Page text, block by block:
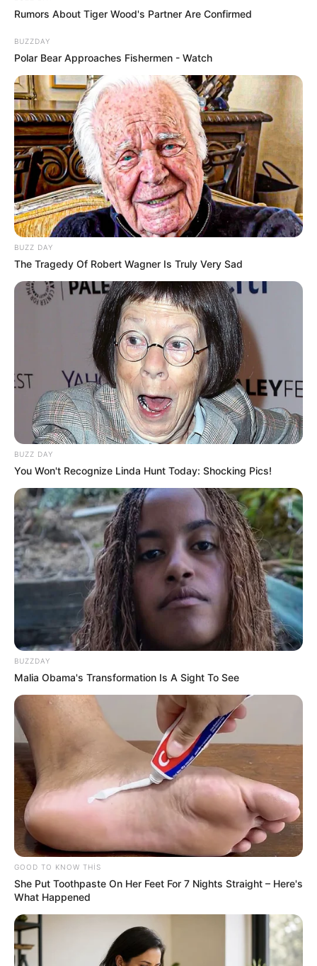
09:30 / 06 Avqust 2026 CƏMİYYƏT
Ağır QƏZA: ölən var
45
09:15 / 06 Avqust 2026 CƏMİYYƏT
Yağış yağacaq, güclü külək əsəcək -
HAVA PROQNOZU
54 0 0
09:07 / 06 Avqust 2026 KRİMİNAL
Gəncədə kütləvi dava -ölən və
yaralananlar var
54 0 0
Rumors About Tiger Wood's Partner Are Confirmed
BUZZDAY
Polar Bear Approaches Fishermen - Watch
BUZZ DAY
The Tragedy Of Robert Wagner Is Truly Very Sad
BUZZ DAY
You Won't Recognize Linda Hunt Today: Shocking Pics!
BUZZDAY
Malia Obama's Transformation Is A Sight To See
GOOD TO KNOW THIS
She Put Toothpaste On Her Feet For 7 Nights Straight – Here's
What Happened